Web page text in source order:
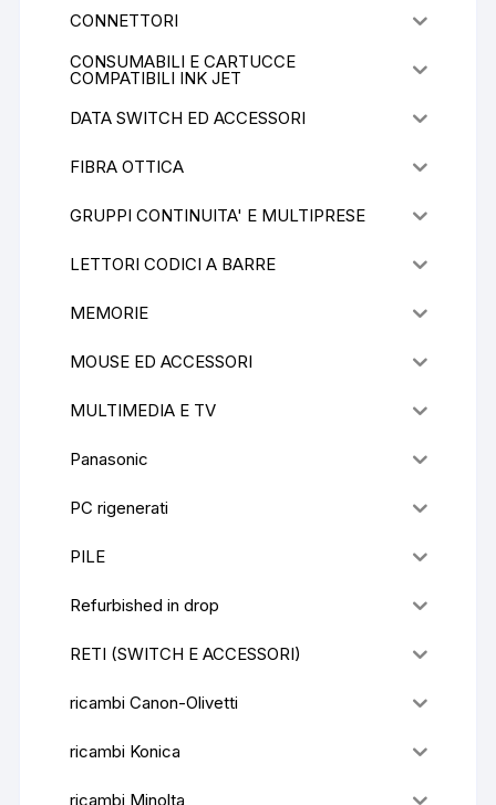
CONNETTORI
CONSUMABILI E CARTUCCE
COMPATIBILI INK JET
DATA SWITCH ED ACCESSORI
FIBRA OTTICA
GRUPPI CONTINUITA' E MULTIPRESE
LETTORI CODICI A BARRE
MEMORIE
MOUSE ED ACCESSORI
MULTIMEDIA E TV
Panasonic
PC rigenerati
PILE
Refurbished in drop
RETI (SWITCH E ACCESSORI)
ricambi Canon-Olivetti
ricambi Konica
ricambi Minolta